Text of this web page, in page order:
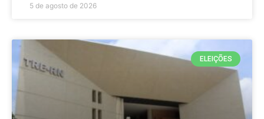
5 de agosto de 2026
ELEIÇÕES